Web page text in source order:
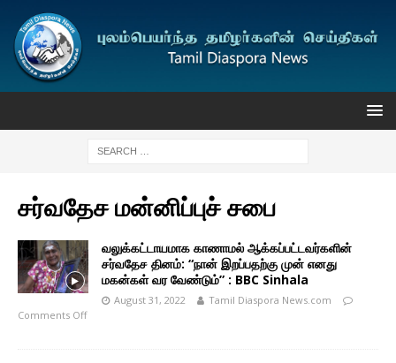
சர்வதேச மன்னிப்புச் சபை
வலுக்கட்டாயமாக காணாமல் ஆக்கப்பட்டவர்களின்
சர்வதேச தினம்: “நான் இறப்பதற்கு முன் எனது
மகன்கள் வர வேண்டும்” : BBC Sinhala
August 31, 2022
Tamil Diaspora News.com
Comments Off